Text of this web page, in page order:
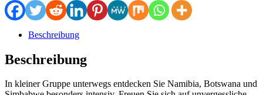
Beschreibung
Beschreibung
In kleiner Gruppe unterwegs entdecken Sie Namibia, Botswana und